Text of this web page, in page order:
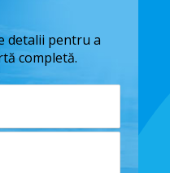
detalii pentru a
completă.